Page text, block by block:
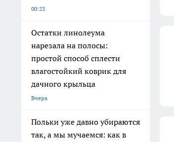
00:23
Остатки линолеума
нарезала на полосы:
простой способ сплести
влагостойкий коврик для
дачного крыльца
Вчера
Польки уже давно убираются
так, а мы мучаемся: как в